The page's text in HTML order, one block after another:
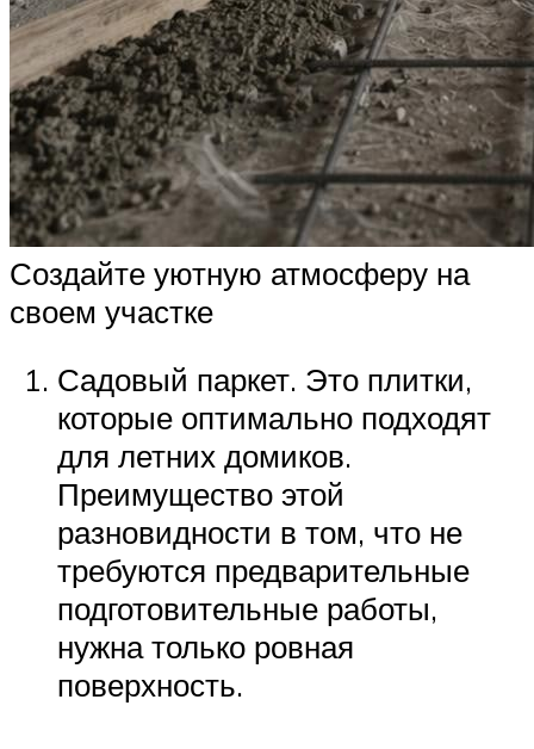
Создайте уютную атмосферу на
своем участке
Садовый паркет. Это плитки,
которые оптимально подходят
для летних домиков.
Преимущество этой
разновидности в том, что не
требуются предварительные
подготовительные работы,
нужна только ровная
поверхность.